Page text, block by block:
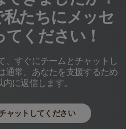
たちにメッセ
ください！
、すぐにチームとチャットし
通常、あなたを支援するため
内に返信します。
ャットしてください